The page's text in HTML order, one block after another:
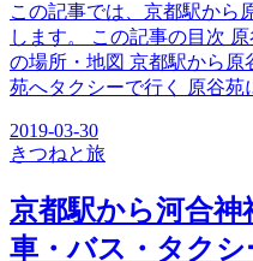
この記事では、京都駅から
します。 この記事の目次
の場所・地図 京都駅から原
苑へタクシーで行く 原谷
2019-03-30
きつねと旅
京都駅から河合
車・バス・タクシ